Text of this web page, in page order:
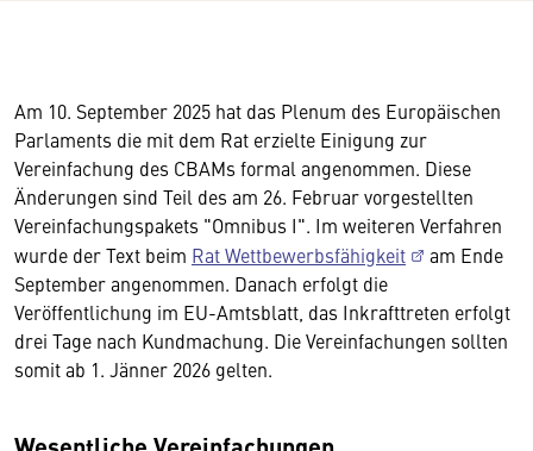
Am 10. September 2025 hat das Plenum des Europäischen
Parlaments die mit dem Rat erzielte Einigung zur
Vereinfachung des CBAMs formal angenommen. Diese
Änderungen sind Teil des am 26. Februar vorgestellten
Vereinfachungspakets "Omnibus I". Im weiteren Verfahren
wurde der Text beim Rat Wettbewerbsfähigkeit
am Ende
September angenommen. Danach erfolgt die
Veröffentlichung im EU-Amtsblatt, das Inkrafttreten erfolgt
drei Tage nach Kundmachung. Die Vereinfachungen sollten
somit ab 1. Jänner 2026 gelten.